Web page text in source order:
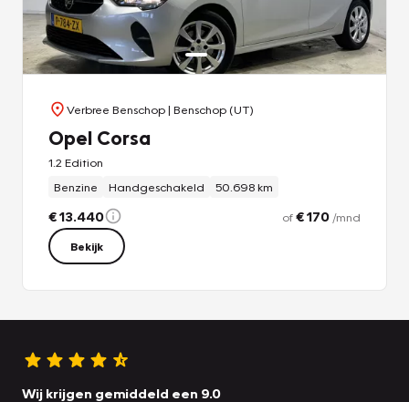
Verbree Benschop| Benschop (UT)
Opel Corsa
1.2 Edition
Benzine
Handgeschakeld 50.698 km
€ 13.440 of€ 170 /mnd
Bekijk
Wij krijgen gemiddeld een 9.0